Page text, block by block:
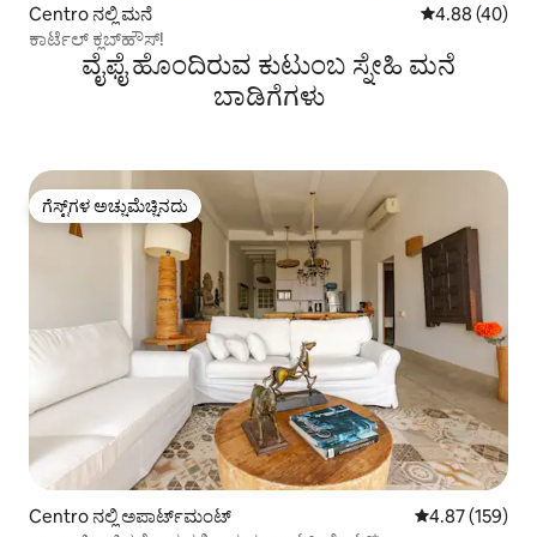
Centro ನಲ್ಲಿ ಮನೆ 5 ರಲ್ಲಿ 4.88
4.88 (40)
ಕಾರ್ಟೆಲ್ ಕ್ಲಬ್‌ಹೌಸ್!
ವೈಫೈ ಹೊಂದಿರುವ ಕುಟುಂಬ ಸ್ನೇಹಿ ಮನೆ
ಬಾಡಿಗೆಗಳು
ಗೆಸ್ಟ್‌ಗಳ ಅಚ್ಚುಮೆಚ್ಚಿನದು
ಗೆಸ್ಟ್‌ಗಳ ಅಚ್ಚುಮೆಚ್ಚಿನದು
Centro ನಲ್ಲಿ ಅಪಾರ್ಟ್‌ಮಂಟ್ 5 ರಲ್ಲಿ 4.87
4.87 (159)